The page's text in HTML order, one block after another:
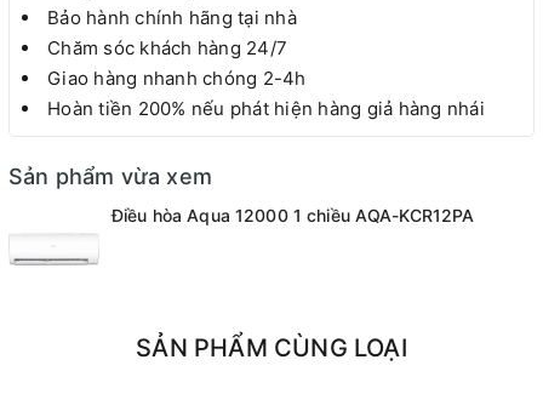
Bảo hành chính hãng tại nhà
Chăm sóc khách hàng 24/7
Giao hàng nhanh chóng 2-4h
Hoàn tiền 200% nếu phát hiện hàng giả hàng nhái
Sản phẩm vừa xem
Điều hòa Aqua 12000 1 chiều AQA-KCR12PA
SẢN PHẨM CÙNG LOẠI